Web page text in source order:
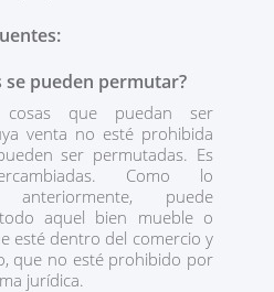
se pueden permutar?
que puedan ser
venta no esté prohibida
ser permutadas. Es
Como lo
anteriormente, puede
aquel bien mueble o
esté dentro del comercio y
que no esté prohibido por
jurídica.